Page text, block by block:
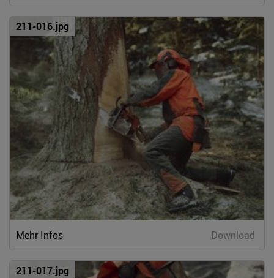
211-016.jpg
Mehr Infos Download
211-017.jpg